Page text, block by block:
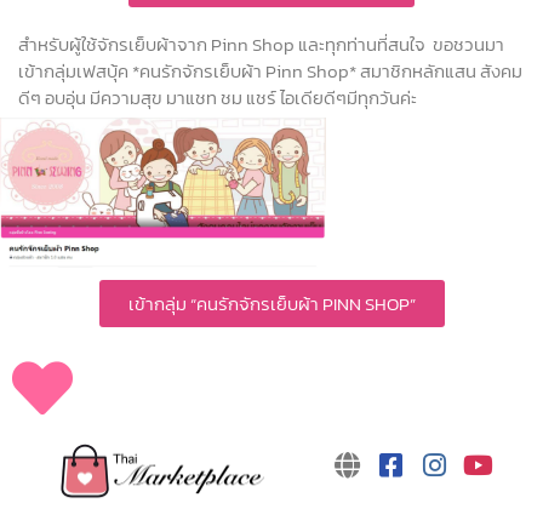
สำหรับผู้ใช้จักรเย็บผ้าจาก Pinn Shop และทุกท่านที่สนใจ ขอชวนมา
เข้ากลุ่มเฟสบุ้ค *คนรักจักรเย็บผ้า Pinn Shop* สมาชิกหลักแสน สังคม
ดีๆ อบอุ่น มีความสุข มาแชท ชม แชร์ ไอเดียดีๆมีทุกวันค่ะ
เข้ากลุ่ม “คนรักจักรเย็บผ้า PINN SHOP”